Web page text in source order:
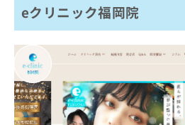
eクリニック福岡院